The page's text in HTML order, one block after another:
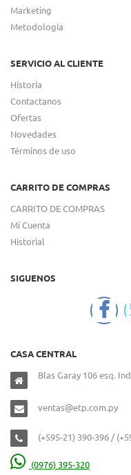
Marketing
Metodologia
SERVICIO AL CLIENTE
Historia
Contactanos
Ofertas
Novedades
Términos de uso
CARRITO DE COMPRAS
CARRITO DE COMPRAS
Mi Cuenta
Historial
SIGUENOS
CASA CENTRAL
Blas Garay 106 esq.
ventas@etp.com.py
(+595-21) 390-396 /
(0976) 395-320